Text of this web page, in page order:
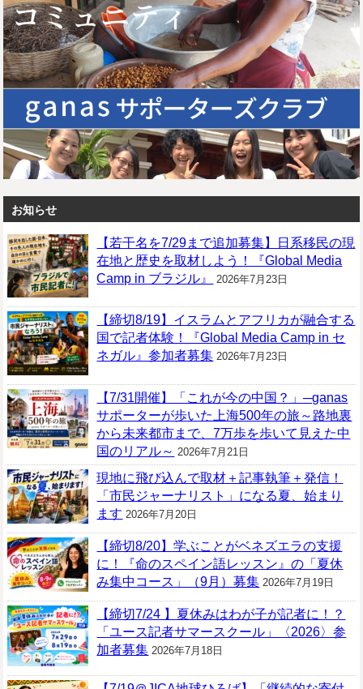
お知らせ
【若干名を7/29まで追加募集】日系移民の現
在地と歴史を取材しよう！『Global Media
Camp in ブラジル』
2026年7月23日
【締切8/19】イスラムとアフリカが融合する
国で記者体験！『Global Media Camp in セ
ネガル』参加者募集 2026年7月23日
【7/31開催】「これが今の中国？」─ganas
サポーターが歩いた上海500年の旅～路地裏
から未来都市まで、7万歩を歩いて見えた中
国のリアル～ 2026年7月21日
現地に飛び込んで取材＋記事執筆＋発信！
「市民ジャーナリスト」になる夏、始まり
ます 2026年7月20日
【締切8/20】学ぶことがベネズエラの支援
に！『命のスペイン語レッスン』の「夏休
み集中コース」（9月）募集 2026年7月19日
【締切7/24 】夏休みはわが子が記者に！？
「ユース記者サマースクール」〈2026〉参
加者募集 2026年7月18日